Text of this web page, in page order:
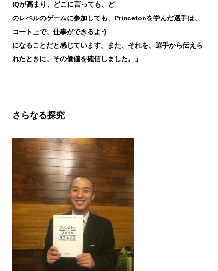
IQが高まり、どこに言っても、ど
のレベルのゲームに参加しても、Princetonを学んだ選手は、
コート上で、仕事ができるよう
になることだと感じています。また、それを、選手から伝え ら
れたときに、その価値を確信しました。」
さらなる探究